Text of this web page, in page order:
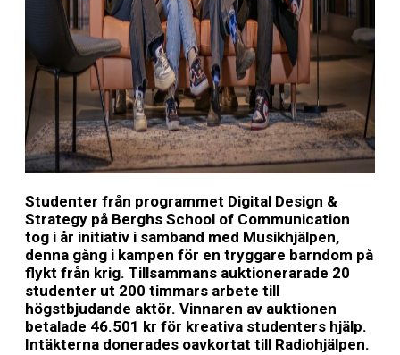
Studenter från programmet Digital Design &
Strategy på Berghs School of Communication
tog i år initiativ i samband med Musikhjälpen,
denna gång i kampen för en tryggare barndom på
flykt från krig. Tillsammans auktionerarade 20
studenter ut 200 timmars arbete till
högstbjudande aktör. Vinnaren av auktionen
betalade 46.501 kr för kreativa studenters hjälp.
Intäkterna donerades oavkortat till Radiohjälpen.